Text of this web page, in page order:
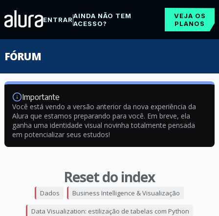
ENTRARAINDA NÃO TEM
ACESSO?
VEJA OS
PLANOS
FÓRUM
Importante
Você está vendo a versão anterior da nova experiência da
Alura que estamos preparando para você. Em breve, ela
ganha uma identidade visual novinha totalmente pensada
em potencializar seus estudos!
Reset do index
Dados Business Intelligence & Visualização
Data Visualization: estilização de tabelas com Python